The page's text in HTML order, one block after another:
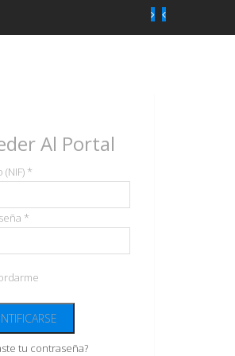
Al Portal
(NIF) *
*
tu contraseña?